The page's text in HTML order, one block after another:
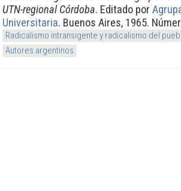
UTN-regional Córdoba. Editado por
Universitaria. Buenos Aires, 1965.
Radicalismo intransigente y radicalismo del
Autores argentinos